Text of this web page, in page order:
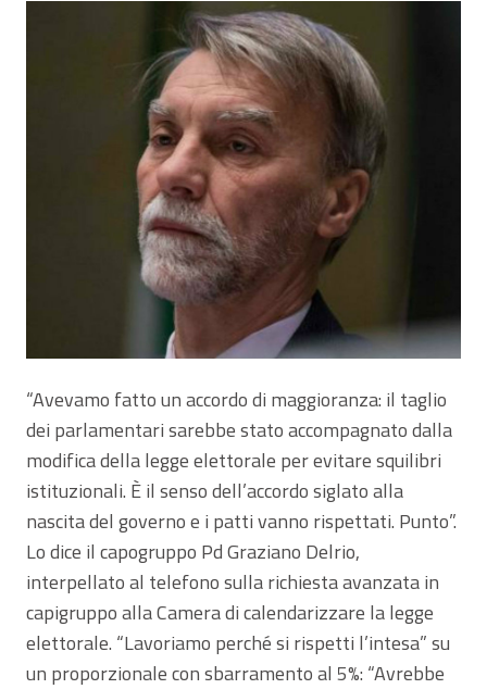
“Avevamo fatto un accordo di maggioranza: il taglio
dei parlamentari sarebbe stato accompagnato dalla
modifica della legge elettorale per evitare squilibri
istituzionali. È il senso dell’accordo siglato alla
nascita del governo e i patti vanno rispettati. Punto”.
Lo dice il capogruppo Pd Graziano Delrio,
interpellato al telefono sulla richiesta avanzata in
capigruppo alla Camera di calendarizzare la legge
elettorale. “Lavoriamo perché si rispetti l’intesa” su
un proporzionale con sbarramento al 5%: “Avrebbe